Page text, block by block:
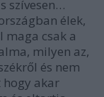
szívesen…
élek,
maga csak a
milyen az,
és nem
hogy akar